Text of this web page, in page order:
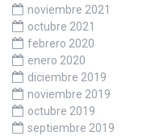
noviembre 2021
octubre 2021
febrero 2020
enero 2020
diciembre 2019
noviembre 2019
octubre 2019
septiembre 2019